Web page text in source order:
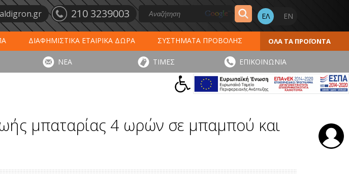
210 3239003
ΔΙΑΦΗΜΙΣΤΙΚΑ ΕΤΑΙΡΙΚΑ ΔΩΡΑ
ΣΥΣΤΗΜΑΤΑ ΠΡΟΒΟΛΗΣ
ΤΑΠΕΤΑ ΕΙΣΟΔΟΥ ΗΜΕΡΟΛΟΓΙΑ 2027
ΕΚΤΥΠΩΣΕΙΣ
ΑΥΤΟΚΟΛΛΗΤΑ - ΕΤΙΚΕΤΕΣ
ΟΛΑ ΤΑ ΠΡΟΪΟΝΤΑ
ΝΕΑ ΤΙΜΕΣ ΕΠΙΚΟΙΝΩΝΙΑ
μπαταρίας 4 ωρών σε μπαμπού και